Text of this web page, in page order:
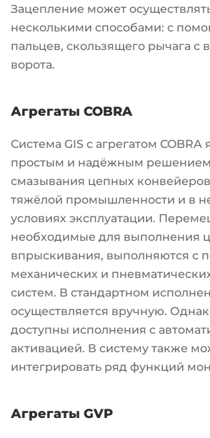
Зацепление может
несколькими способами: с
пальцев, скользящего рычага с
ворота.
Агрегаты COBRA
Система GIS с агрегатом COBRA
простым и надёжным
смазывания цепных
тяжёлой промышленности и в
условиях эксплуатации.
необходимые для выполнения
впрыскивания, выполняются с
механических и
систем. В стандартном
осуществляется вручную.
доступны исполнения с
активацией. В систему также
интегрировать ряд функций
Агрегаты GVP